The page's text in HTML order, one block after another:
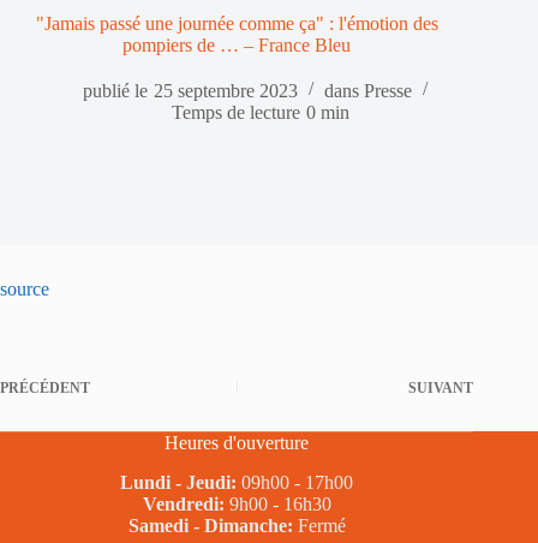
"Jamais passé une journée comme ça" : l'émotion des
pompiers de … – France Bleu
publié le 25 septembre 2023 dans Presse
Temps de lecture 0 min
source
PRÉCÉDENT SUIVANT
Heures d'ouverture
Lundi - Jeudi: 09h00 - 17h00
Vendredi: 9h00 - 16h30
Samedi - Dimanche: Fermé